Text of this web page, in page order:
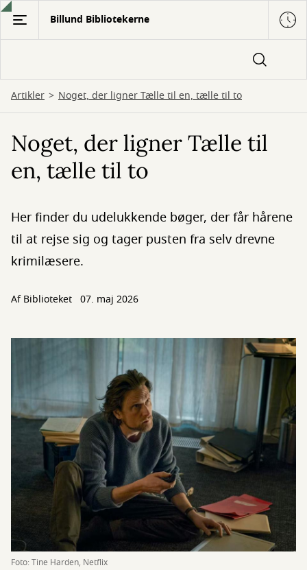
Gå
hovedindhold
Billund Bibliotekerne
Artikler Noget, der ligner Tælle til en, tælle til to
Noget, der ligner Tælle til
en, tælle til to
Her finder du udelukkende bøger, der får hårene
til at rejse sig og tager pusten fra selv drevne
krimilæsere.
Af Biblioteket 07. maj 2026
Foto: Tine Harden, Netflix